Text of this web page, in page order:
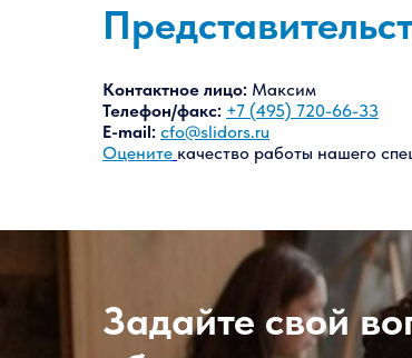
Контактное лицо: Максим
Телефон/факс: +7 (495) 720-66-33
E-mail: cfo@slidors.ru
Оцените качество работы нашего
Задайте свой